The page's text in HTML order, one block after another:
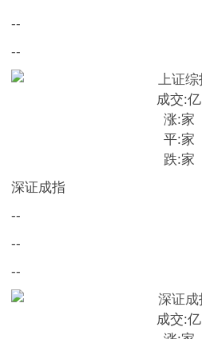
--
--
成交:亿
涨:家
平:家
跌:家
深证成指
--
--
--
成交:亿